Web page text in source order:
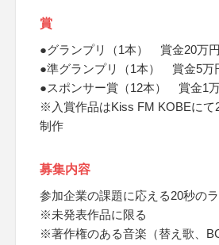
賞
●グランプリ（1本） 賞金20万円
●準グランプリ（1本） 賞金5万
●スポンサー賞（12本） 賞金1
※入賞作品はKiss FM KOBEにて
制作
募集内容
参加企業の課題に応える20秒の
※未発表作品に限る
※著作権のある音楽（替え歌、